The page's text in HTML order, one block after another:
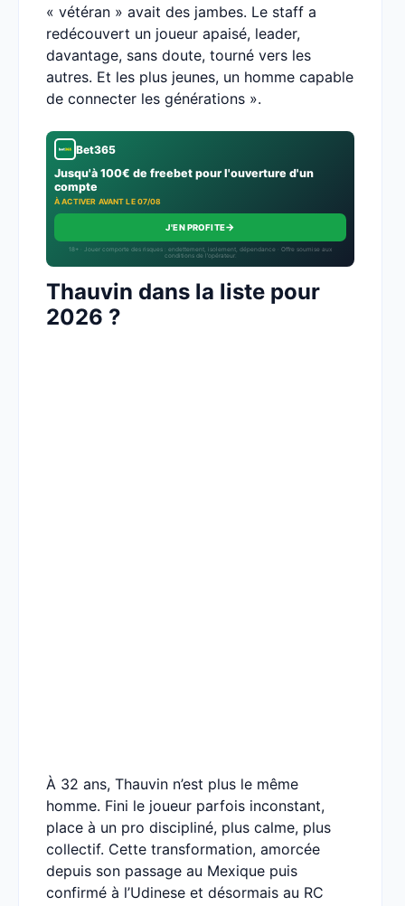
« vétéran » avait des jambes. Le staff a
redécouvert un joueur apaisé, leader,
davantage, sans doute, tourné vers les
autres. Et les plus jeunes, un homme capable
de connecter les générations ».
Bet365
Jusqu'à 100€ de freebet pour l'ouverture d'un
compte
À ACTIVER AVANT LE 07/08
J'EN PROFITE→
18+ · Jouer comporte des risques : endettement, isolement, dépendance · Offre soumise aux
conditions de l’opérateur.
Thauvin dans la liste pour
2026 ?
À 32 ans, Thauvin n’est plus le même
homme. Fini le joueur parfois inconstant,
place à un pro discipliné, plus calme, plus
collectif. Cette transformation, amorcée
depuis son passage au Mexique puis
confirmé à l’Udinese et désormais au RC